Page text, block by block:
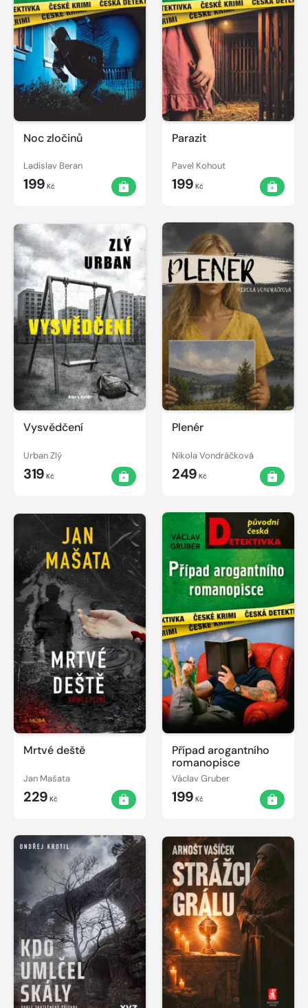
Noc zločinů
Ladislav Beran
199 Kč
Parazit
Pavel Kohout
199 Kč
Vysvědčení
Urban Zlý
319 Kč
Plenér
Nikola Vondráčková
249 Kč
Mrtvé deště
Jan Mašata
229 Kč
Případ arogantního
romanopisce
Václav Gruber
199 Kč